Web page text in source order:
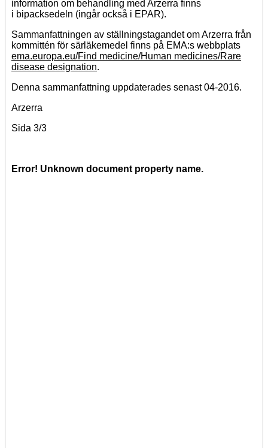
information om behandling med Arzerra finns
i bipacksedeln (ingår också i EPAR).
Sammanfattningen av ställningstagandet om Arzerra från
kommittén för särläkemedel finns på EMA:s webbplats
ema.europa.eu/Find medicine/Human medicines/Rare
disease designation.
Denna sammanfattning uppdaterades senast 04-2016.
Arzerra
Sida 3/3
Error! Unknown document property name.